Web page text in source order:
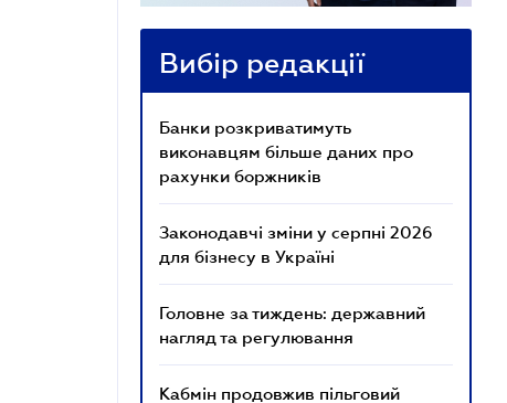
Вибір редакції
Банки розкриватимуть
виконавцям більше даних про
рахунки боржників
Законодавчі зміни у серпні 2026
для бізнесу в Україні
Головне за тиждень: державний
нагляд та регулювання
Кабмін продовжив пільговий